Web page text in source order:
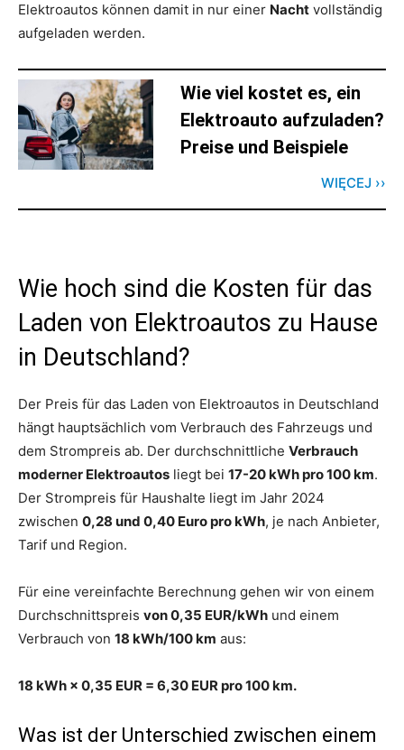
Elektroautos können damit in nur einer Nacht vollständig
aufgeladen werden.
Wie viel kostet es, ein
Elektroauto aufzuladen?
Preise und Beispiele
WIĘCEJ ››
Wie hoch sind die Kosten für das
Laden von Elektroautos zu Hause
in Deutschland?
Der Preis für das Laden von Elektroautos in Deutschland
hängt hauptsächlich vom Verbrauch des Fahrzeugs und
dem Strompreis ab. Der durchschnittliche Verbrauch
moderner Elektroautos liegt bei 17-20 kWh pro 100 km.
Der Strompreis für Haushalte liegt im Jahr 2024
zwischen 0,28 und 0,40 Euro pro kWh, je nach Anbieter,
Tarif und Region.
Für eine vereinfachte Berechnung gehen wir von einem
Durchschnittspreis von 0,35 EUR/kWh und einem
Verbrauch von 18 kWh/100 km aus:
18 kWh × 0,35 EUR = 6,30 EUR pro 100 km.
Was ist der Unterschied zwischen einem